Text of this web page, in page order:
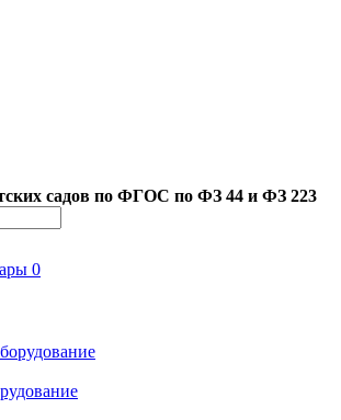
садов по ФГОC по ФЗ 44 и ФЗ 223
0